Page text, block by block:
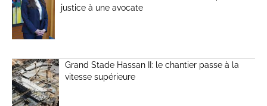
justice à une avocate
Grand Stade Hassan II: le chantier passe à la
vitesse supérieure